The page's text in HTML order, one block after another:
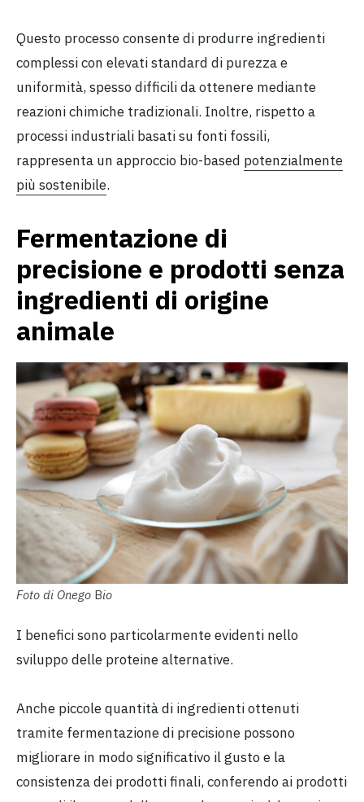
Questo processo consente di produrre ingredienti
complessi con elevati standard di purezza e
uniformità, spesso difficili da ottenere mediante
reazioni chimiche tradizionali. Inoltre, rispetto a
processi industriali basati su fonti fossili,
rappresenta un approccio bio-based potenzialmente
più sostenibile.
Fermentazione di
precisione e prodotti senza
ingredienti di origine
animale
Foto di Onego Bio
I benefici sono particolarmente evidenti nello
sviluppo delle proteine alternative.
Anche piccole quantità di ingredienti ottenuti
tramite fermentazione di precisione possono
migliorare in modo significativo il gusto e la
consistenza dei prodotti finali, conferendo ai prodotti